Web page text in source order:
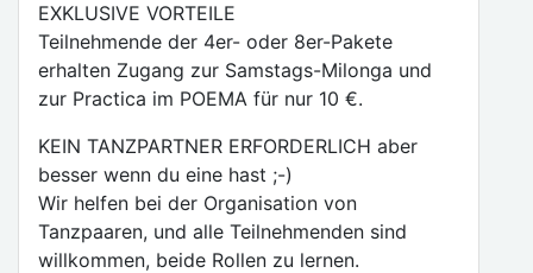
EXKLUSIVE VORTEILE
Teilnehmende der 4er- oder 8er-Pakete
erhalten Zugang zur Samstags-Milonga und
zur Practica im POEMA für nur 10 €.
KEIN TANZPARTNER ERFORDERLICH aber
besser wenn du eine hast ;-)
Wir helfen bei der Organisation von
Tanzpaaren, und alle Teilnehmenden sind
willkommen, beide Rollen zu lernen.